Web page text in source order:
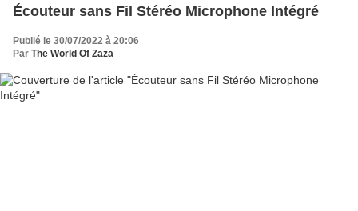
Écouteur sans Fil Stéréo Microphone Intégré
Publié le 30/07/2022 à 20:06
Par The World Of Zaza